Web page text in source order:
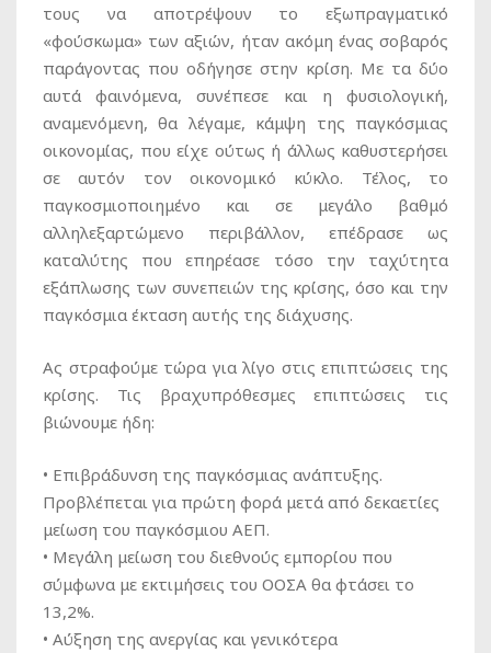
τους να αποτρέψουν το εξωπραγματικό
«φούσκωμα» των αξιών, ήταν ακόμη ένας σοβαρός
παράγοντας που οδήγησε στην κρίση. Με τα δύο
αυτά φαινόμενα, συνέπεσε και η φυσιολογική,
αναμενόμενη, θα λέγαμε, κάμψη της παγκόσμιας
οικονομίας, που είχε ούτως ή άλλως καθυστερήσει
σε αυτόν τον οικονομικό κύκλο. Τέλος, το
παγκοσμιοποιημένο και σε μεγάλο βαθμό
αλληλεξαρτώμενο περιβάλλον, επέδρασε ως
καταλύτης που επηρέασε τόσο την ταχύτητα
εξάπλωσης των συνεπειών της κρίσης, όσο και την
παγκόσμια έκταση αυτής της διάχυσης.
Ας στραφούμε τώρα για λίγο στις επιπτώσεις της
κρίσης. Τις βραχυπρόθεσμες επιπτώσεις τις
βιώνουμε ήδη:
• Επιβράδυνση της παγκόσμιας ανάπτυξης.
Προβλέπεται για πρώτη φορά μετά από δεκαετίες
μείωση του παγκόσμιου ΑΕΠ.
• Μεγάλη μείωση του διεθνούς εμπορίου που
σύμφωνα με εκτιμήσεις του ΟΟΣΑ θα φτάσει το
13,2%.
• Αύξηση της ανεργίας και γενικότερα